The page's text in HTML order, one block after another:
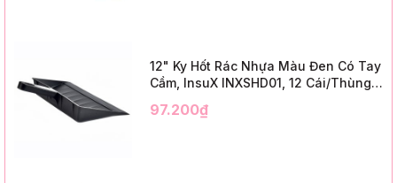
12" Ky Hốt Rác Nhựa Màu Đen Có Tay
Cầm, InsuX INXSHD01, 12 Cái/Thùng,
Black Plastic)
97.200₫